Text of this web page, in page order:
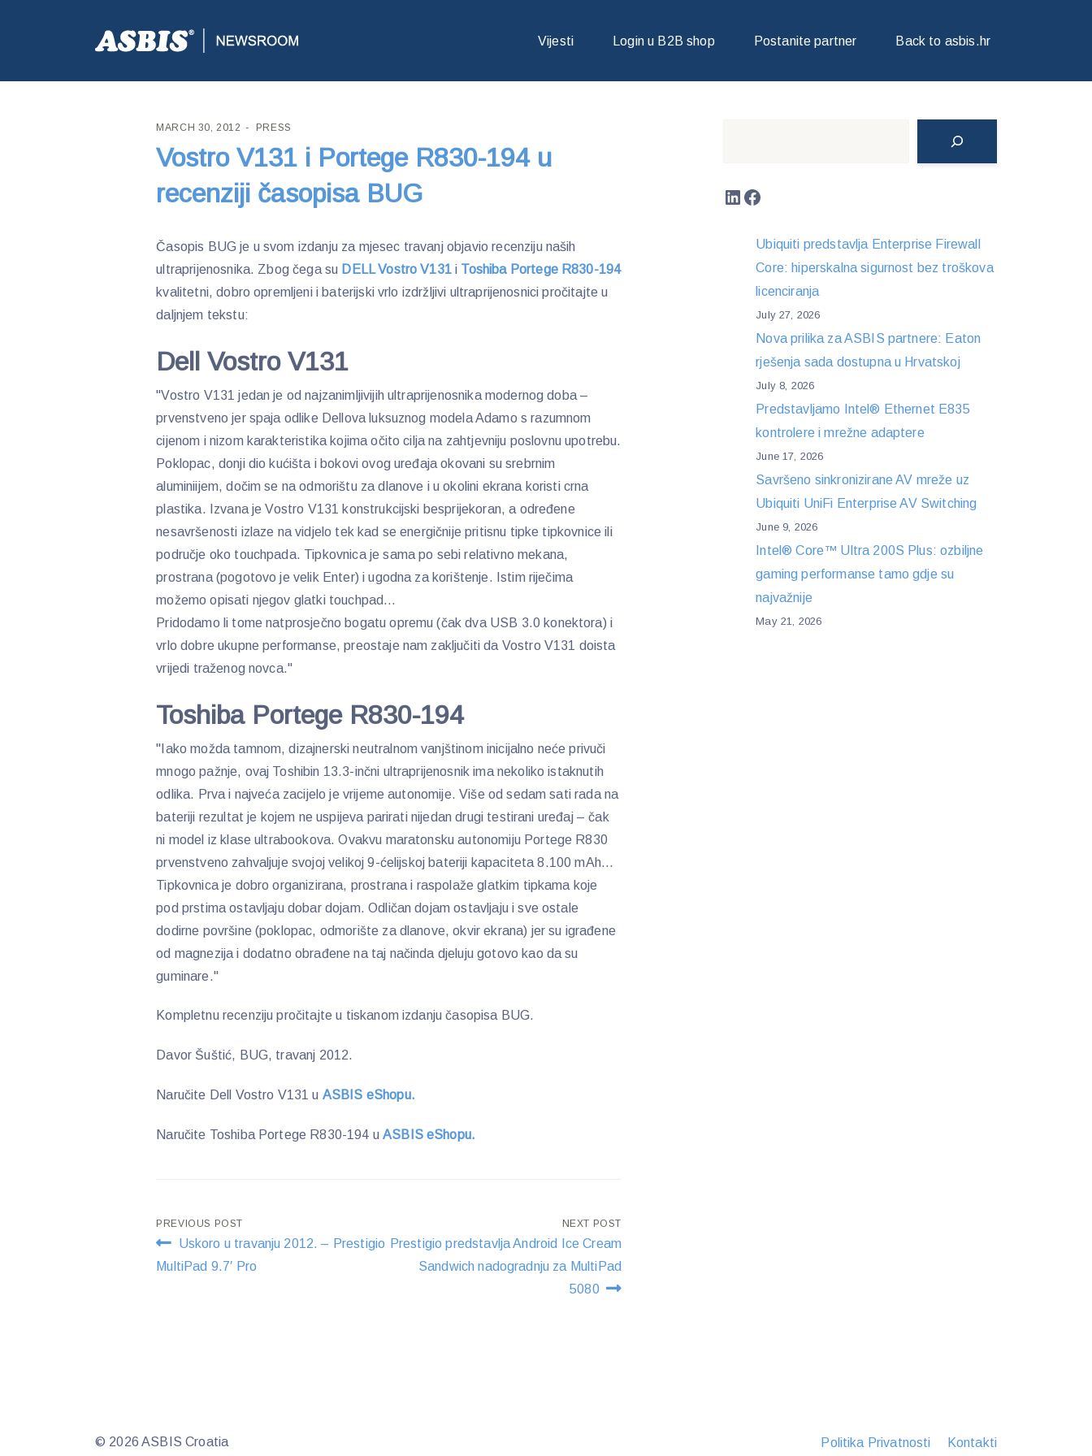
Vijesti Login u B2B shop Postanite partner Back to asbis.hr
ASBIS CROATIA>PRESS> VOSTRO V131 I PORTEGE R830-194 U RECENZIJI ČASOPISA BUG
MARCH 30, 2012 PRESS
Vostro V131 i Portege R830-194 u
recenziji časopisa BUG
Časopis BUG je u svom izdanju za mjesec travanj objavio recenziju naših
ultraprijenosnika. Zbog čega su DELL Vostro V131i Toshiba Portege R830-194
kvalitetni, dobro opremljeni i baterijski vrlo izdržljivi ultraprijenosnici pročitajte u
daljnjem tekstu:
Dell Vostro V131
"Vostro V131 jedan je od najzanimljivijih ultraprijenosnika modernog doba –
prvenstveno jer spaja odlike Dellova luksuznog modela Adamo s razumnom
cijenom i nizom karakteristika kojima očito cilja na zahtjevniju poslovnu upotrebu.
Poklopac, donji dio kućišta i bokovi ovog uređaja okovani su srebrnim
aluminiijem, dočim se na odmorištu za dlanove i u okolini ekrana koristi crna
plastika. Izvana je Vostro V131 konstrukcijski besprijekoran, a određene
nesavršenosti izlaze na vidjelo tek kad se energičnije pritisnu tipke tipkovnice ili
područje oko touchpada. Tipkovnica je sama po sebi relativno mekana,
prostrana (pogotovo je velik Enter) i ugodna za korištenje. Istim riječima
možemo opisati njegov glatki touchpad…
Pridodamo li tome natprosječno bogatu opremu (čak dva USB 3.0 konektora) i
vrlo dobre ukupne performanse, preostaje nam zaključiti da Vostro V131 doista
vrijedi traženog novca."
Toshiba Portege R830-194
"Iako možda tamnom, dizajnerski neutralnom vanjštinom inicijalno neće privuči
mnogo pažnje, ovaj Toshibin 13.3-inčni ultraprijenosnik ima nekoliko istaknutih
odlika. Prva i najveća zacijelo je vrijeme autonomije. Više od sedam sati rada na
bateriji rezultat je kojem ne uspijeva parirati nijedan drugi testirani uređaj – čak
ni model iz klase ultrabookova. Ovakvu maratonsku autonomiju Portege R830
prvenstveno zahvaljuje svojoj velikoj 9-ćelijskoj bateriji kapaciteta 8.100 mAh…
Tipkovnica je dobro organizirana, prostrana i raspolaže glatkim tipkama koje
pod prstima ostavljaju dobar dojam. Odličan dojam ostavljaju i sve ostale
dodirne površine (poklopac, odmorište za dlanove, okvir ekrana) jer su igrađene
od magnezija i dodatno obrađene na taj načinda djeluju gotovo kao da su
guminare."
Kompletnu recenziju pročitajte u tiskanom izdanju časopisa BUG.
Davor Šuštić, BUG, travanj 2012.
Naručite Dell Vostro V131 u ASBIS eShopu.
Naručite Toshiba Portege R830-194 uASBIS eShopu.
Post
navigation
PREVIOUS POST
Uskoro u travanju 2012. – Prestigio
MultiPad 9.7′ Pro
NEXT POST
Prestigio predstavlja Android Ice Cream
Sandwich nadogradnju za MultiPad
5080
LinkedIn
Facebook
Ubiquiti predstavlja Enterprise Firewall
Core: hiperskalna sigurnost bez troškova
licenciranja
July 27, 2026
Nova prilika za ASBIS partnere: Eaton
rješenja sada dostupna u Hrvatskoj
July 8, 2026
Predstavljamo Intel® Ethernet E835
kontrolere i mrežne adaptere
June 17, 2026
Savršeno sinkronizirane AV mreže uz
Ubiquiti UniFi Enterprise AV Switching
June 9, 2026
Intel® Core™ Ultra 200S Plus: ozbiljne
gaming performanse tamo gdje su
najvažnije
May 21, 2026
© 2026 ASBIS Croatia Politika Privatnosti Kontakti